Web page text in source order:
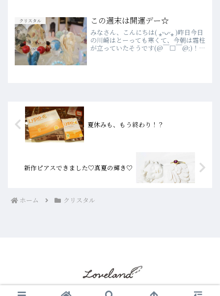
しょう(*´∀｀*)今日はこの一枚からと
っても多くの気...
クリスタル この週末は開運デー☆
みなさん、こんにちは( ⁎ᵕᴗᵕ⁎ )昨日今日
の川崎はとーっても寒くて、今朝は霜柱
が立っていたそうです(@￣□￣@;)！！
夏休みも、もう終わり！？
新作ピアスできました♡真夏の輝き♡
ホーム クリスタル